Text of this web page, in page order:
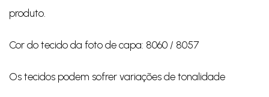
produto.
Cor do tecido da foto de capa: 8060 / 8057
Os tecidos podem sofrer variações de tonalidade